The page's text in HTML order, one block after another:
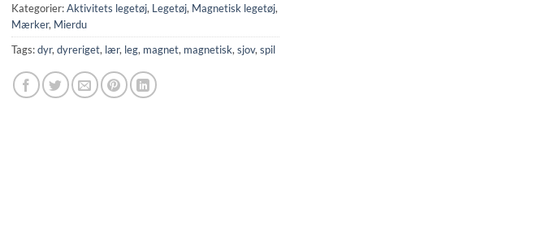
Kategorier:Aktivitets legetøj, Legetøj, Magnetisk legetøj,
Mærker, Mierdu
Tags:dyr, dyreriget, lær, leg, magnet, magnetisk, sjov, spil